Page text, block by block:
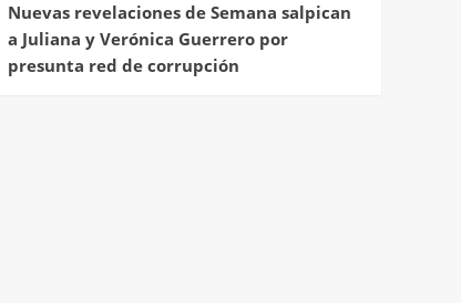
Nuevas revelaciones de Semana salpican
a Juliana y Verónica Guerrero por
presunta red de corrupción